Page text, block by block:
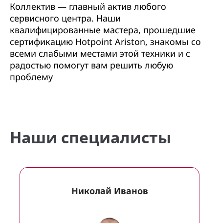
Коллектив — главный актив любого
сервисного центра. Наши
квалифицированные мастера, прошедшие
сертификацию Hotpoint Ariston, знакомы со
всеми слабыми местами этой техники и с
радостью помогут вам решить любую
проблему
Наши специалисты
Николай Иванов